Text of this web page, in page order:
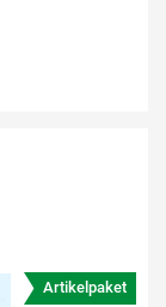
Artikelpaket